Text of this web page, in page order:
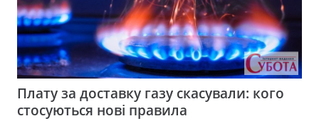
Плату за доставку газу скасували: кого
стосуються нові правила